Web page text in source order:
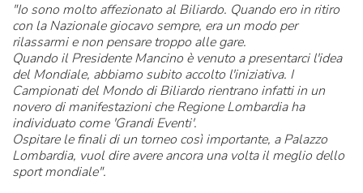
"Io sono molto affezionato al Biliardo. Quando ero in ritiro
con la Nazionale giocavo sempre, era un modo per
rilassarmi e non pensare troppo alle gare.
Quando il Presidente Mancino è venuto a presentarci l'idea
del Mondiale, abbiamo subito accolto l'iniziativa. I
Campionati del Mondo di Biliardo rientrano infatti in un
novero di manifestazioni che Regione Lombardia ha
individuato come 'Grandi Eventi'.
Ospitare le finali di un torneo così importante, a Palazzo
Lombardia, vuol dire avere ancora una volta il meglio dello
sport mondiale".